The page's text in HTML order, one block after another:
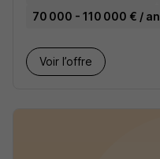
70 000 - 110 000 € / an
Voir l’offre